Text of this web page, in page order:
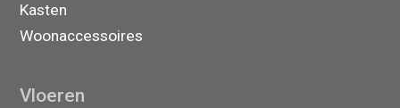
Kasten
Woonaccessoires
Vloeren